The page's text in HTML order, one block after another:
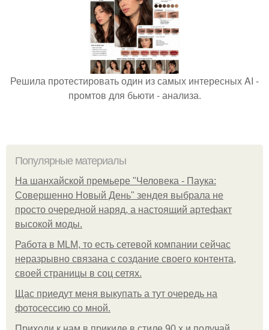
Решила протестировать один из самых интересных AI -
промтов для бьюти - анализа.
Популярные материалы
На шанхайской премьере "Человека - Паука:
Совершенно Новый День" зендея выбрала не
просто очередной наряд, а настоящий артефакт
высокой моды.
Работа в MLM, то есть сетевой компании сейчас
неразрывно связана с создание своего контента,
своей страницы в соц сетях.
Щас приедут меня выкупать а тут очередь на
фотосессию со мной.